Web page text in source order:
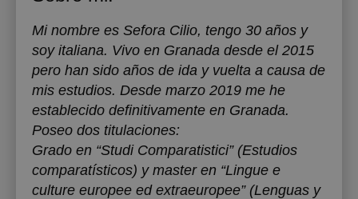
Mi nombre es Sefora Cilio, tengo 30 años y
soy italiana. Vivo en Granada desde el 2015
pero han sido años de ida y vuelta a causa de
mis estudios. Desde marzo 2019 me he
establecido definitivamente en Granada.
Poseo dos titulaciones:
Grado en “Studi Comparatistici” (Estudios
comparatísticos) y master en “Lingue e
culture europee ed extraeuropee” (Lenguas y